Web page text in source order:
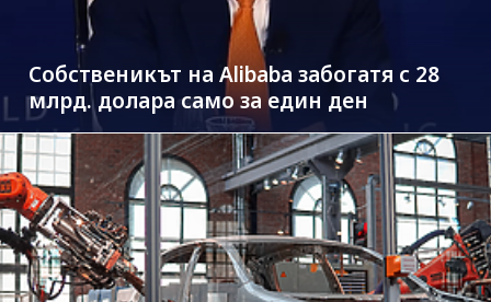
Собственикът на Alibaba забогатя с 28
млрд. долара само за един ден